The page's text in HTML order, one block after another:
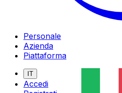
Personale
Azienda
Piattaforma
IT
Accedi